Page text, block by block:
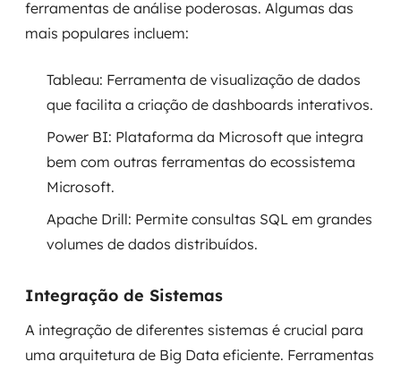
ferramentas de análise poderosas. Algumas das
mais populares incluem:
Tableau: Ferramenta de visualização de dados
que facilita a criação de dashboards interativos.
Power BI: Plataforma da Microsoft que integra
bem com outras ferramentas do ecossistema
Microsoft.
Apache Drill: Permite consultas SQL em grandes
volumes de dados distribuídos.
Integração de Sistemas
A integração de diferentes sistemas é crucial para
uma arquitetura de Big Data eficiente. Ferramentas